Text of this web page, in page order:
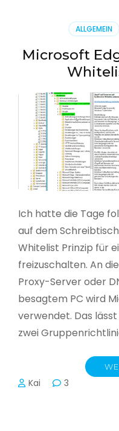
ALLGEMEIN
Microsoft
Ich hatte die Tage
auf dem
Whitelist Prinzip für
freizuschalten. An
Proxy-Server oder
besagtem PC wird
verwendet. Das
zwei
Kai 3